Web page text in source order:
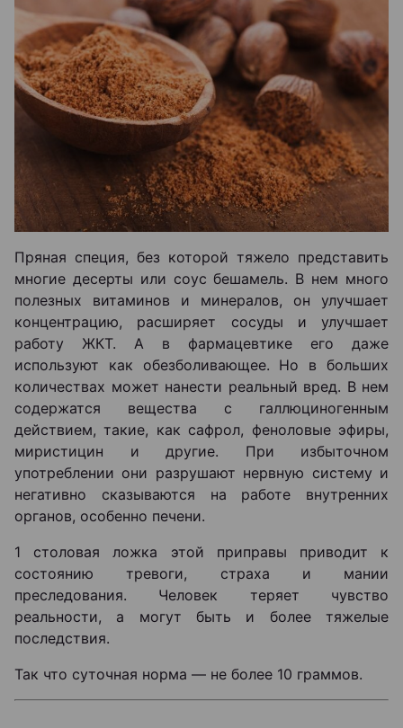
Пряная специя, без которой тяжело представить
многие десерты или соус бешамель. В нем много
полезных витаминов и минералов, он улучшает
концентрацию, расширяет сосуды и улучшает
работу ЖКТ. А в фармацевтике его даже
используют как обезболивающее. Но в больших
количествах может нанести реальный вред. В нем
содержатся вещества с галлюциногенным
действием, такие, как сафрол, феноловые эфиры,
миристицин и другие. При избыточном
употреблении они разрушают нервную систему и
негативно сказываются на работе внутренних
органов, особенно печени.
1 столовая ложка этой приправы приводит к
состоянию тревоги, страха и мании
преследования. Человек теряет чувство
реальности, а могут быть и более тяжелые
последствия.
Так что суточная норма — не более 10 граммов.